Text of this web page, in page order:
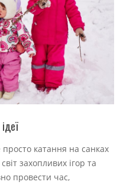
катання на санках
захопливих ігор та
провести час,